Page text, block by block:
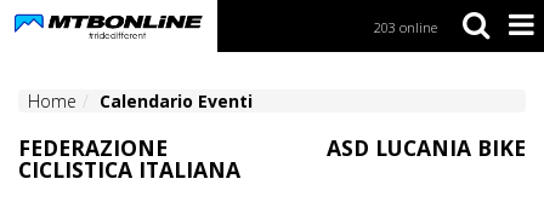
203 online
Home Calendario Eventi
FEDERAZIONE
CICLISTICA ITALIANA
ASD LUCANIA BIKE